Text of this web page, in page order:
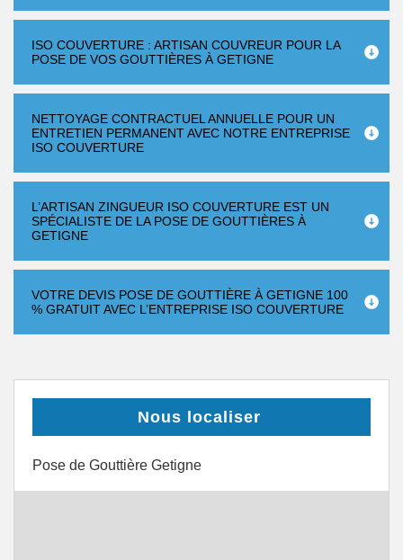
ISO COUVERTURE : ARTISAN COUVREUR POUR LA
POSE DE VOS GOUTTIÈRES À GETIGNE
NETTOYAGE CONTRACTUEL ANNUELLE POUR UN
ENTRETIEN PERMANENT AVEC NOTRE ENTREPRISE
ISO COUVERTURE
L’ARTISAN ZINGUEUR ISO COUVERTURE EST UN
SPÉCIALISTE DE LA POSE DE GOUTTIÈRES À
GETIGNE
VOTRE DEVIS POSE DE GOUTTIÈRE À GETIGNE 100
% GRATUIT AVEC L’ENTREPRISE ISO COUVERTURE
Nous localiser
Pose de Gouttière Getigne